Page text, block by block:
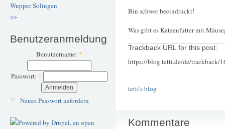
WupperSolingen
>>
Benutzeranmeldung
Benutzername: *
Passwort: *
Neues Passwort anfordern
Bin schwer beeindruckt!
Was gibt es Katzenfutter mit
Trackback URL for this post:
https://blog.tetti.de/de/trackback/
tetti's blog
Kommentare